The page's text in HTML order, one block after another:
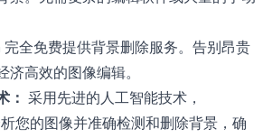
完全免费提供背景删除服务。告别昂贵
济高效的图像编辑。
： 采用先进的人工智能技术，
您的图像并准确检测和删除背景，确